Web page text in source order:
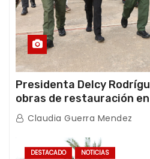
Presidenta Delcy
obras de restauración
afectaciones sísmicas en
Claudia Guerra Mendez
DESTACADO NOTICIAS